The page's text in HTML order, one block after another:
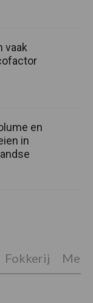
vaak
en
in
Fokkerij